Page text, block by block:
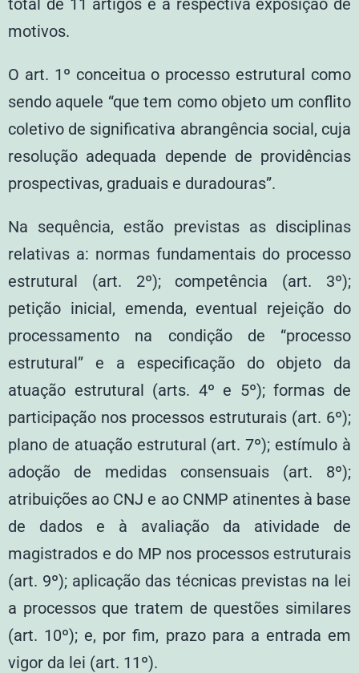
total de 11 artigos e a respectiva exposição de
motivos.
O art. 1º conceitua o processo estrutural como
sendo aquele “que tem como objeto um conflito
coletivo de significativa abrangência social, cuja
resolução adequada depende de providências
prospectivas, graduais e duradouras”.
Na sequência, estão previstas as disciplinas
relativas a: normas fundamentais do processo
estrutural (art. 2º); competência (art. 3º);
petição inicial, emenda, eventual rejeição do
processamento na condição de “processo
estrutural” e a especificação do objeto da
atuação estrutural (arts. 4º e 5º); formas de
participação nos processos estruturais (art. 6º);
plano de atuação estrutural (art. 7º); estímulo à
adoção de medidas consensuais (art. 8º);
atribuições ao CNJ e ao CNMP atinentes à base
de dados e à avaliação da atividade de
magistrados e do MP nos processos estruturais
(art. 9º); aplicação das técnicas previstas na lei
a processos que tratem de questões similares
(art. 10º); e, por fim, prazo para a entrada em
vigor da lei (art. 11º).